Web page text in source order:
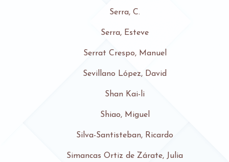
Serra, C.
Serra, Esteve
Serrat Crespo, Manuel
Sevillano López, David
Shan Kai-li
Shiao, Miguel
Silva-Santisteban, Ricardo
Simancas Ortiz de Zárate, Julia